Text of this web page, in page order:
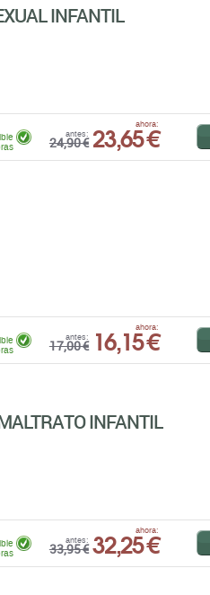
INFANTIL
antes:
24,90 €
ahora:
23,65 €
antes:
17,00 €
ahora:
16,15 €
INFANTIL
antes:
33,95 €
ahora:
32,25 €